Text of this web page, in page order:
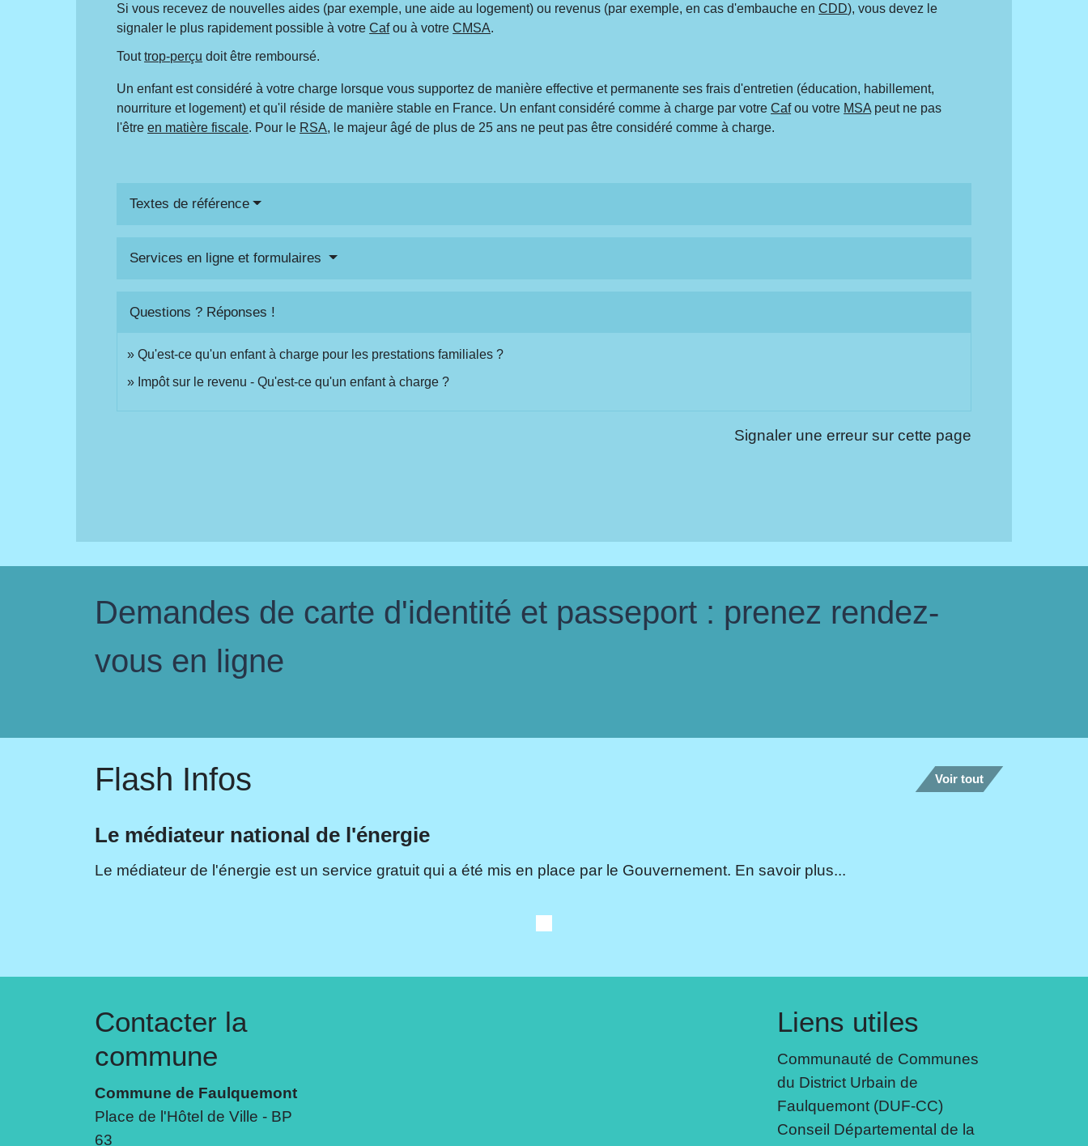
Si vous recevez de nouvelles aides (par exemple, une aide au logement) ou revenus (par exemple, en cas d'embauche enCDD), vous devez le
signaler le plus rapidement possible à votreCafou à votreCMSA.
Touttrop-perçu doit être remboursé.
Un enfant est considéré à votre charge lorsque vous supportez de manière effective et permanente ses frais d'entretien (éducation, habillement,
nourriture et logement) et qu'il réside de manière stable en France. Un enfant considéré comme à charge par votreCafou votre MSA peut ne pas
l'êtreen matière fiscale. Pour le RSA, le majeur âgé de plus de 25 ans ne peut pas être considéré comme à charge.
Textes de référence
Services en ligne et formulaires
Questions ? Réponses !
Qu'est-ce qu'un enfant à charge pour les prestations familiales ?
Impôt sur le revenu - Qu'est-ce qu'un enfant à charge ?
Signaler une erreur sur cette page
Demandes de carte d'identité et passeport : prenez rendez-
vous en ligne
Flash Infos Voir tout
Le médiateur national de l'énergie
Le médiateur de l'énergie est un service gratuit qui a été mis en place par le Gouvernement. En savoir plus...
Contacter la
commune
Commune de Faulquemont
Place de l'Hôtel de Ville - BP
63
Liens utiles
Communauté de Communes
du District Urbain de
Faulquemont (DUF-CC)
Conseil Départemental de la